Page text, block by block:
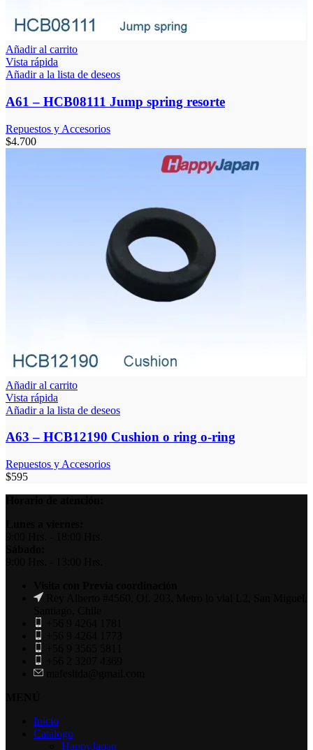
Añadir al carrito
Vista rápida
Añadir a la lista de deseos
A61 – HCB08111 Jump spring resorte
Repuestos y Accesorios
$4.700
Añadir al carrito
Vista rápida
Añadir a la lista de deseos
A63 – HCB12190 Cushion o ring o-ring
Repuestos y Accesorios
$595
Inicio
Catálogo
HappyJapan